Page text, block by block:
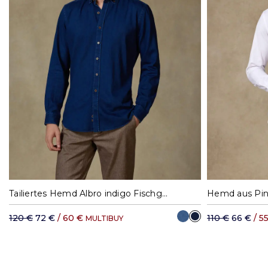
S M L XL XXL Tailiertes Hemd Albro indigo Fischgrätmuster - Button-Down-Kragen
120 € 72 € / 60 € MULTIBUY 110 € 66 € /